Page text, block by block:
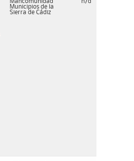
Mancomunidad
Municipios de la
Sierra de Cádiz
n/d